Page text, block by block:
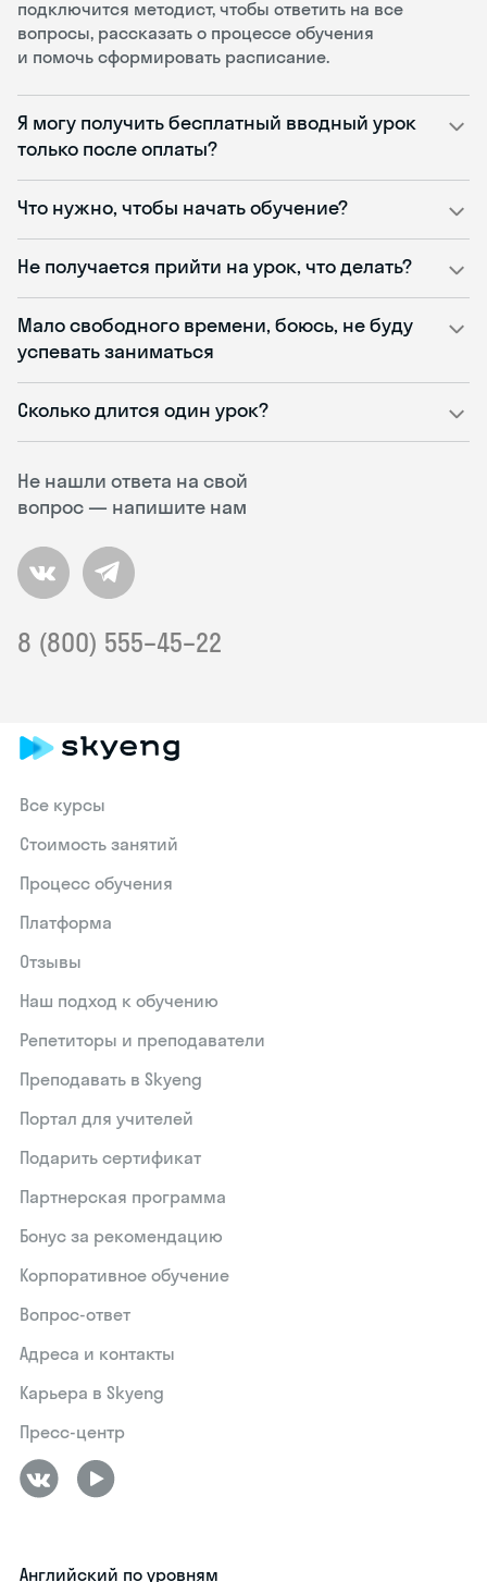
Не нашли ответа на свой
вопрос — напишите нам
8 (800) 555–45–22
подключится методист, чтобы ответить на все
вопросы, рассказать о процессе обучения
и помочь сформировать расписание.
Я могу получить бесплатный вводный урок
только после оплаты?
Что нужно, чтобы начать обучение?
Не получается прийти на урок, что делать?
Мало свободного времени, боюсь, не буду
успевать заниматься
Сколько длится один урок?
Все курсы
Стоимость занятий
Процесс обучения
Платформа
Отзывы
Наш подход к обучению
Репетиторы и преподаватели
Преподавать в Skyeng
Портал для учителей
Подарить сертификат
Партнерская программа
Бонус за рекомендацию
Корпоративное обучение
Вопрос-ответ
Адреса и контакты
Карьера в Skyeng
Пресс-центр
Английский по уровням